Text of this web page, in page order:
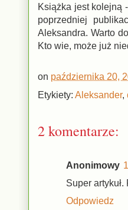
Książka jest kolejną
poprzedniej
Aleksandra. Warto
Kto wie, może już
on października 20,
Etykiety: Aleksander,
2 komentarze:
Anonimowy
Super
Odpowiedz